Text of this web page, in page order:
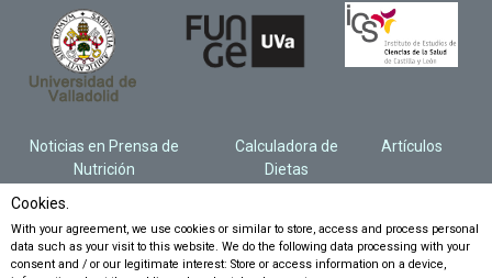
Noticias en Prensa de
Nutrición
Calculadora de
Dietas
Artículos
Cookies.
With your agreement, we use cookies or similar to store, access and process personal
data such as your visit to this website. We do the following data processing with your
consent and / or our legitimate interest: Store or access information on a device,